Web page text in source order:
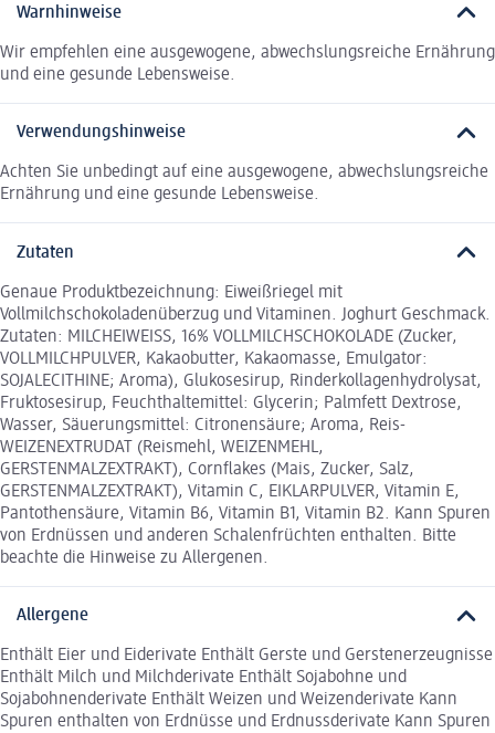
Warnhinweise
Wir empfehlen eine ausgewogene, abwechslungsreiche Ernährung
und eine gesunde Lebensweise.
Verwendungshinweise
Achten Sie unbedingt auf eine ausgewogene, abwechslungsreiche
Ernährung und eine gesunde Lebensweise.
Zutaten
Genaue Produktbezeichnung: Eiweißriegel mit
Vollmilchschokoladenüberzug und Vitaminen. Joghurt Geschmack.
Zutaten: MILCHEIWEISS, 16% VOLLMILCHSCHOKOLADE (Zucker,
VOLLMILCHPULVER, Kakaobutter, Kakaomasse, Emulgator:
SOJALECITHINE; Aroma), Glukosesirup, Rinderkollagenhydrolysat,
Fruktosesirup, Feuchthaltemittel: Glycerin; Palmfett Dextrose,
Wasser, Säuerungsmittel: Citronensäure; Aroma, Reis-
WEIZENEXTRUDAT (Reismehl, WEIZENMEHL,
GERSTENMALZEXTRAKT), Cornflakes (Mais, Zucker, Salz,
GERSTENMALZEXTRAKT), Vitamin C, EIKLARPULVER, Vitamin E,
Pantothensäure, Vitamin B6, Vitamin B1, Vitamin B2. Kann Spuren
von Erdnüssen und anderen Schalenfrüchten enthalten. Bitte
beachte die Hinweise zu Allergenen.
Allergene
Enthält Eier und Eiderivate Enthält Gerste und Gerstenerzeugnisse
Enthält Milch und Milchderivate Enthält Sojabohne und
Sojabohnenderivate Enthält Weizen und Weizenderivate Kann
Spuren enthalten von Erdnüsse und Erdnussderivate Kann Spuren